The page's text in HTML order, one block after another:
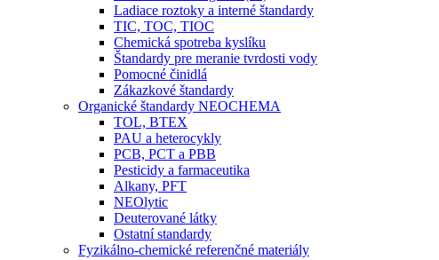
Ladiace roztoky a interné štandardy
TIC, TOC, TIOC
Chemická spotreba kyslíku
Štandardy pre meranie tvrdosti vody
Pomocné činidlá
Zákazkové štandardy
Organické štandardy NEOCHEMA
TOL, BTEX
PAU a heterocykly
PCB, PCT a PBB
Pesticidy a farmaceutika
Alkany, PFT
NEOlytic
Deuterované látky
Ostatní standardy
Fyzikálno-chemické referenčné materiály